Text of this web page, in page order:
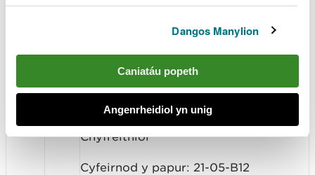
Dangos Manylion
Caniatáu popeth
Angenrheidiol yn unig
Corfforaethol
Cyflwynydd: Colette Fletcher,
Pennaeth Llywodraethu ac
Ysgrifennydd y Bwrdd
Crynodeb: Cymeradwyo newidiadau i’r
Cynllun Dirprwyo Statudol a
Chyfreithiol
Cyfeirnod y papur: 21-05-B12